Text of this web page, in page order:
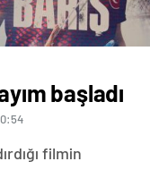
başladı
filmin